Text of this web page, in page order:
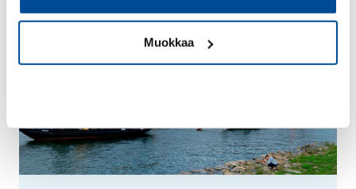
Muokkaa